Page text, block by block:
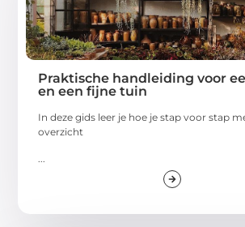
Praktische handleiding voor
en een fijne tuin
In deze gids leer je hoe je stap voor stap
overzicht